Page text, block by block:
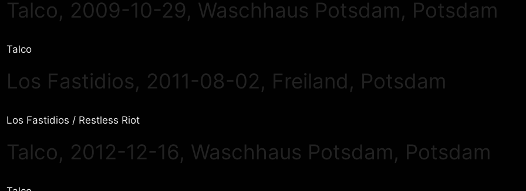
Talco, 2009-10-29, Waschhaus Potsdam, Potsdam
Talco
Los Fastidios, 2011-08-02, Freiland, Potsdam
Los Fastidios / Restless Riot
Talco, 2012-12-16, Waschhaus Potsdam, Potsdam